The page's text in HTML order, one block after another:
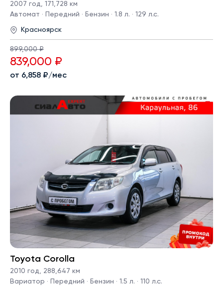
2007 год, 171,728 км
Автомат · Передний · Бензин · 1.8 л. · 129 л.с.
Красноярск
899,000 ₽
839,000 ₽
от 6,858 ₽/мес
Toyota Corolla
2010 год
288,647 км
Вариатор · Передний · Бензин · 1.5 л. · 110 л.с.